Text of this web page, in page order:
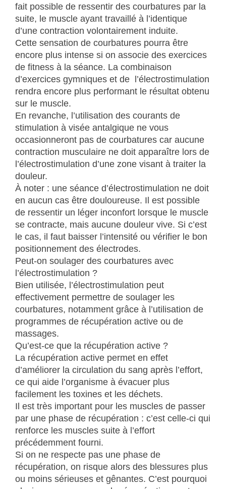
fait possible de ressentir des courbatures par la
suite, le muscle ayant travaillé à l’identique
d’une contraction volontairement induite.
Cette sensation de courbatures pourra être
encore plus intense si on associe des exercices
de fitness à la séance. La combinaison
d’exercices gymniques et de l’électrostimulation
rendra encore plus performant le résultat obtenu
sur le muscle.
En revanche, l’utilisation des courants de
stimulation à visée antalgique ne vous
occasionneront pas de courbatures car aucune
contraction musculaire ne doit apparaître lors de
l’électrostimulation d’une zone visant à traiter la
douleur.
À noter : une séance d’électrostimulation ne doit
en aucun cas être douloureuse. Il est possible
de ressentir un léger inconfort lorsque le muscle
se contracte, mais aucune douleur vive. Si c’est
le cas, il faut baisser l’intensité ou vérifier le bon
positionnement des électrodes.
Peut-on soulager des courbatures avec
l’électrostimulation ?
Bien utilisée, l’électrostimulation peut
effectivement permettre de soulager les
courbatures, notamment grâce à l’utilisation de
programmes de récupération active ou de
massages.
Qu’est-ce que la récupération active ?
La récupération active permet en effet
d’améliorer la circulation du sang après l’effort,
ce qui aide l’organisme à évacuer plus
facilement les toxines et les déchets.
Il est très important pour les muscles de passer
par une phase de récupération : c’est celle-ci qui
renforce les muscles suite à l’effort
précédemment fourni.
Si on ne respecte pas une phase de
récupération, on risque alors des blessures plus
ou moins sérieuses et gênantes. C’est pourquoi